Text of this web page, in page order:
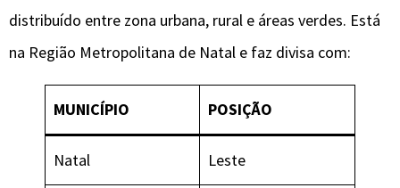
distribuído entre zona urbana, rural e áreas verdes. Está
na Região Metropolitana de Natal e faz divisa com:
MUNICÍPIO POSIÇÃO
Natal Leste